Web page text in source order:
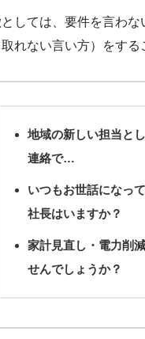
しては、要件を言わな
取れない言い方）をする
地域の新しい担当と
連絡で…
いつもお世話になっ
社長はいますか？
家計見直し・電力削
せんでしょうか？